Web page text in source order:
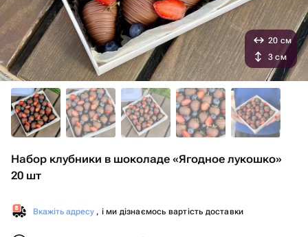
Набор клубники в шоколаде «Ягодное лукошко»
20 шт
Вкажіть адресу , і ми дізнаємось вартість доставки
20 см
3 см